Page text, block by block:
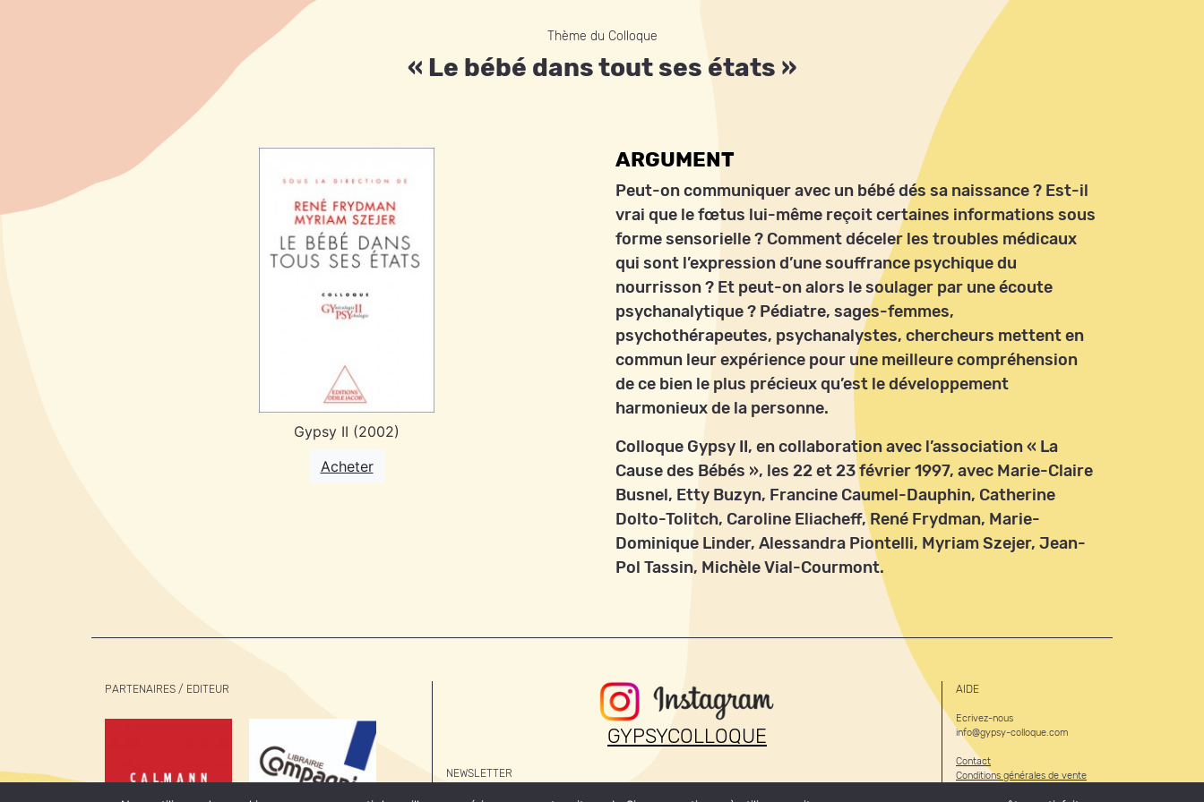
Thème du Colloque
« Le bébé dans tout ses états »
Gypsy II (2002)
Acheter
ARGUMENT
Peut-on communiquer avec un bébé dés sa naissance ? Est-il
vrai que le fœtus lui-même reçoit certaines informations sous
forme sensorielle ? Comment déceler les troubles médicaux
qui sont l’expression d’une souffrance psychique du
nourrisson ? Et peut-on alors le soulager par une écoute
psychanalytique ? Pédiatre, sages-femmes,
psychothérapeutes, psychanalystes, chercheurs mettent en
commun leur expérience pour une meilleure compréhension
de ce bien le plus précieux qu’est le développement
harmonieux de la personne.
Colloque Gypsy II, en collaboration avec l’association « La
Cause des Bébés », les 22 et 23 février 1997, avec Marie-Claire
Busnel, Etty Buzyn, Francine Caumel-Dauphin, Catherine
Dolto-Tolitch, Caroline Eliacheff, René Frydman, Marie-
Dominique Linder, Alessandra Piontelli, Myriam Szejer, Jean-
Pol Tassin, Michèle Vial-Courmont.
PARTENAIRES / EDITEUR
GYPSYCOLLOQUE
NEWSLETTER
AIDE
Ecrivez-nous
info@gypsy-colloque.com
Contact
Conditions générales de vente